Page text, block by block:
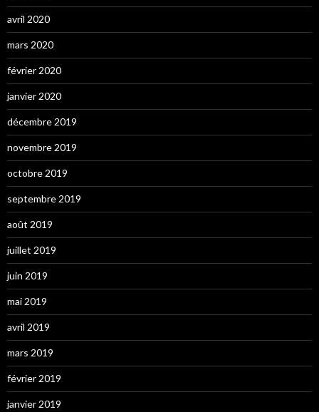
avril 2020
mars 2020
février 2020
janvier 2020
décembre 2019
novembre 2019
octobre 2019
septembre 2019
août 2019
juillet 2019
juin 2019
mai 2019
avril 2019
mars 2019
février 2019
janvier 2019